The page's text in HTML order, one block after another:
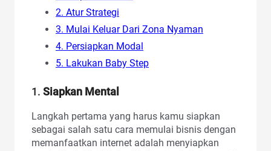
2. Atur Strategi
3. Mulai Keluar Dari Zona Nyaman
4. Persiapkan Modal
5. Lakukan Baby Step
1. Siapkan Mental
Langkah pertama yang harus kamu siapkan
sebagai salah satu cara memulai bisnis dengan
memanfaatkan internet adalah menyiapkan